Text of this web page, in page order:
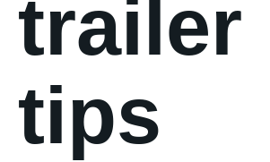
trailer
tips